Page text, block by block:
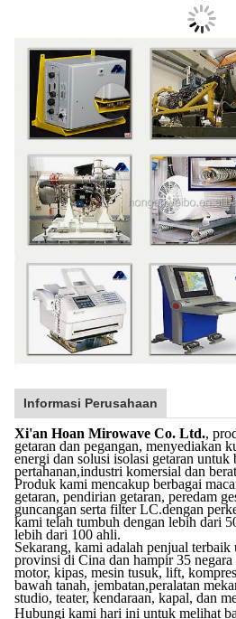
Informasi Perusahaan
Xi'an Hoan Mirowave Co. Ltd.,
getaran dan pegangan, menyediakan
energi dan solusi isolasi getaran untuk
pertahanan,industri komersial dan
Produk kami mencakup berbagai
getaran, pendirian getaran, peredam
guncangan serta filter LC.dengan
kami telah tumbuh dengan lebih dari
lebih dari 100 ahli.
Sekarang, kami adalah penjual
provinsi di Cina dan hampir 35
motor, kipas, mesin tusuk, lift,
bawah tanah, jembatan,peralatan
studio, teater, kendaraan, kapal, dan
Hubungi kami hari ini untuk melihat